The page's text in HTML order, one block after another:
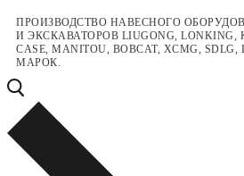
Перейти
содержимому
Меню
Закрыть
ПРОИЗВОДСТВО НАВЕСНОГО
И ЭКСКАВАТОРОВ LIUGONG, LONKING,
CASE, MANITOU, BOBCAT, XCMG,
МАРОК.